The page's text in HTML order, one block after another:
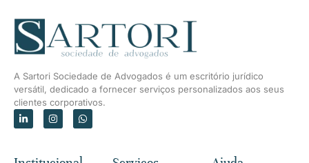
A Sartori Sociedade de Advogados é um escritório jurídico
versátil, dedicado a fornecer serviços personalizados aos seus
clientes corporativos.